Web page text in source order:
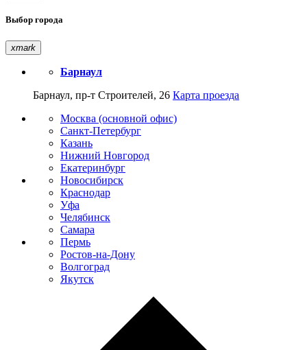
Выбор города
xmark
Барнаул
Барнаул, пр-т Строителей, 26 Карта проезда
Москва (основной офис)
Санкт-Петербург
Казань
Нижний Новгород
Екатеринбург
Новосибирск
Краснодар
Уфа
Челябинск
Самара
Пермь
Ростов-на-Дону
Волгоград
Якутск